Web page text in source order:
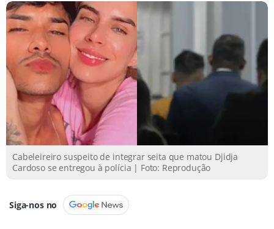
Marlisson Vasconcelos Dantas, suspeito de integrar
a seita acusada de matar Djidja Cardoso, se
entregou à polícia. A Justiça decretou a prisão de
Marlisson, da mãe e do irmão de Djidja, além de
duas funcionárias do salão de beleza onde
Marlisson trabalhava. O IML informou que a causa
da morte de Djidja foi apontada como
indeterminada, ocasionada por depressão dos
centros nervosos e inchaço no cérebro.
Cabeleireiro suspeito de integrar seita que matou Djidja
Cardoso se entregou à polícia | Foto: Reprodução
Siga-nos no